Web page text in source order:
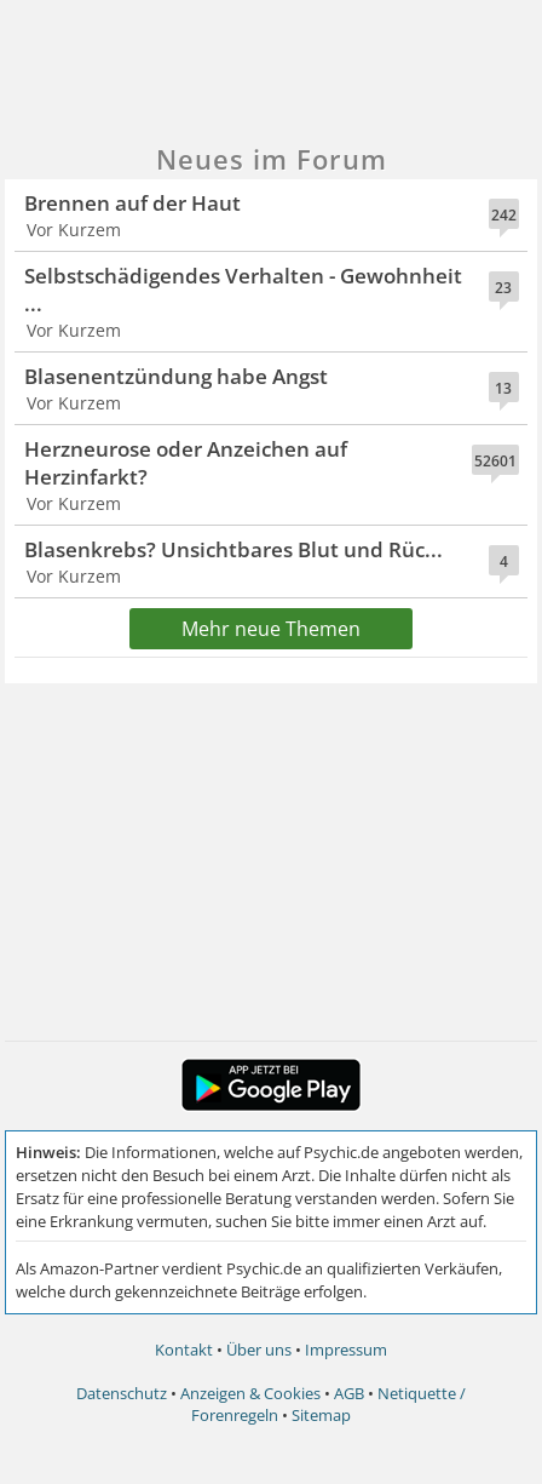
Neues im Forum
242
Brennen auf der Haut
Vor Kurzem
23
Selbstschädigendes Verhalten - Gewohnheit
...
Vor Kurzem
13
Blasenentzündung habe Angst
Vor Kurzem
52601
Herzneurose oder Anzeichen auf
Herzinfarkt?
Vor Kurzem
4
Blasenkrebs? Unsichtbares Blut und Rüc...
Vor Kurzem
Mehr neue Themen
Kontakt • Über uns • Impressum
Datenschutz • Anzeigen & Cookies • AGB • Netiquette /
Forenregeln • Sitemap